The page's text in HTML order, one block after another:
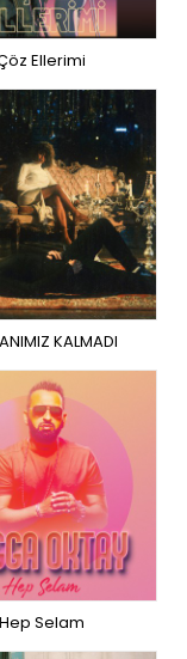
Ellerimi
KALMADI
Hep Selam